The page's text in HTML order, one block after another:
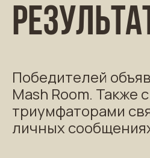
Победителей
Mash Room. Также с
триумфаторами
личных